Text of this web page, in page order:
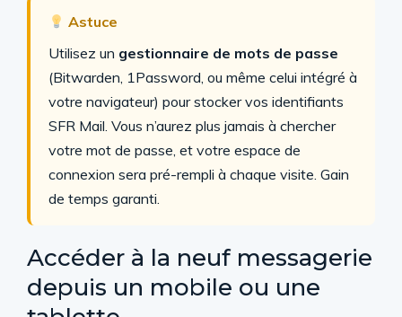
Astuce
Utilisez un gestionnaire de mots de passe
(Bitwarden, 1Password, ou même celui intégré à
votre navigateur) pour stocker vos identifiants
SFR Mail. Vous n’aurez plus jamais à chercher
votre mot de passe, et votre espace de
connexion sera pré-rempli à chaque visite. Gain
de temps garanti.
Accéder à la neuf messagerie
depuis un mobile ou une